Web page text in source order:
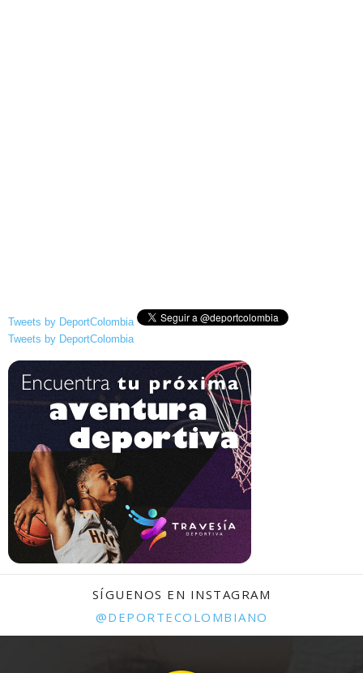
Tweets by DeportColombia
Tweets by DeportColombia
SÍGUENOS EN INSTAGRAM
@DEPORTECOLOMBIANO